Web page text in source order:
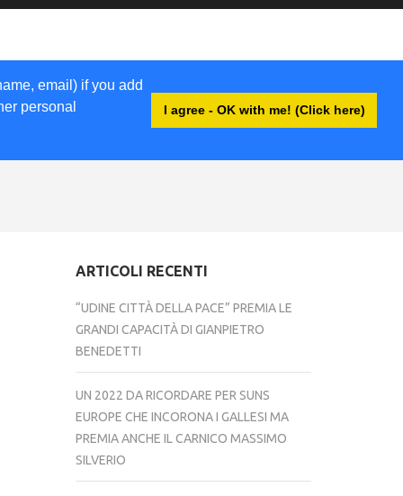
email) if you add
personal
I agree - OK with me! (Click here)
ACCEDI
ARTICOLI RECENTI
“UDINE CITTÀ DELLA PACE” PREMIA LE
GRANDI CAPACITÀ DI GIANPIETRO
BENEDETTI
UN 2022 DA RICORDARE PER SUNS
EUROPE CHE INCORONA I GALLESI MA
PREMIA ANCHE IL CARNICO MASSIMO
SILVERIO